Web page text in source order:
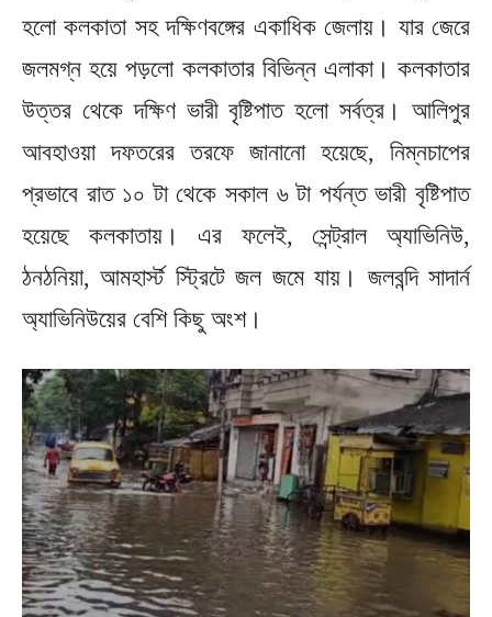
হলো কলকাতা সহ দক্ষিণবঙ্গের একাধিক জেলায়। যার জেরে
জলমগ্ন হয়ে পড়লো কলকাতার বিভিন্ন এলাকা। কলকাতার
উত্তর থেকে দক্ষিণ ভারী বৃষ্টিপাত হলো সর্বত্র। আলিপুর
আবহাওয়া দফতরের তরফে জানানো হয়েছে, নিম্নচাপের
প্রভাবে রাত ১০ টা থেকে সকাল ৬ টা পর্যন্ত ভারী বৃষ্টিপাত
হয়েছে কলকাতায়। এর ফলেই, সেন্ট্রাল অ্যাভিনিউ,
ঠনঠনিয়া, আমহার্স্ট স্ট্রিটে জল জমে যায়। জলবন্দি সাদার্ন
অ্যাভিনিউয়ের বেশি কিছু অংশ।